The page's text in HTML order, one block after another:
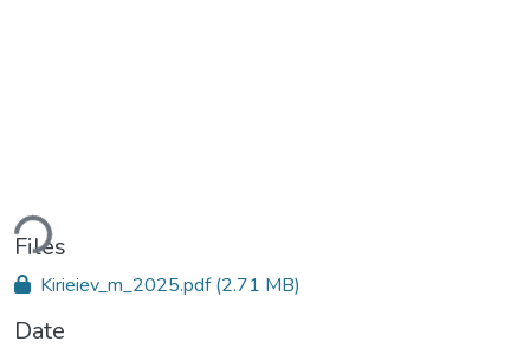
Files
Kirieiev_m_2025.pdf(2.71 MB)
Date